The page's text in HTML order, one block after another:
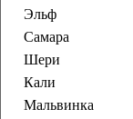
Эльф
Самара
Шери
Кали
Мальвинка